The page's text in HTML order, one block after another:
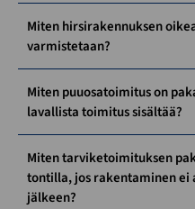
Miten hirsirakennuksen
varmistetaan?
Miten puuosatoimitus on
lavallista toimitus sisältää?
Miten tarviketoimituksen
tontilla, jos rakentaminen ei
jälkeen?